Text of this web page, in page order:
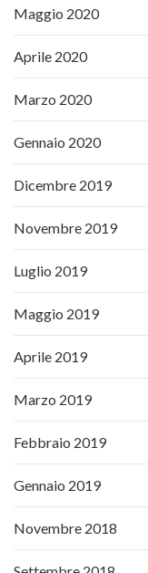
Maggio 2020
Aprile 2020
Marzo 2020
Gennaio 2020
Dicembre 2019
Novembre 2019
Luglio 2019
Maggio 2019
Aprile 2019
Marzo 2019
Febbraio 2019
Gennaio 2019
Novembre 2018